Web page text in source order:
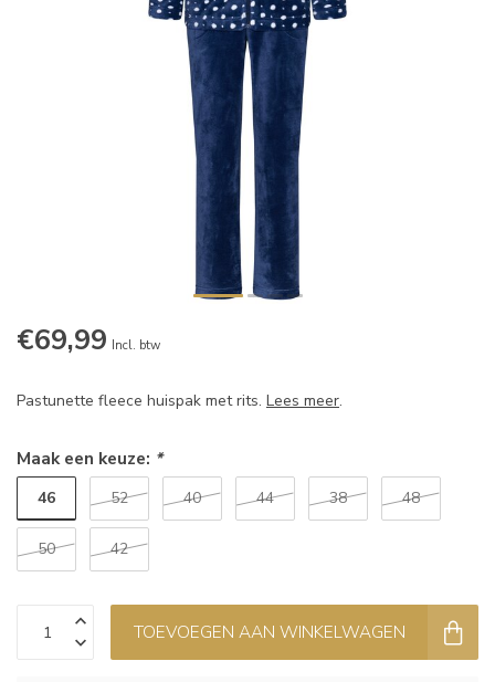
€69,99 Incl. btw
Pastunette fleece huispak met rits. Lees meer.
Maak een keuze: *
46 52 40 44 38 48
50 42
TOEVOEGEN AAN WINKELWAGEN